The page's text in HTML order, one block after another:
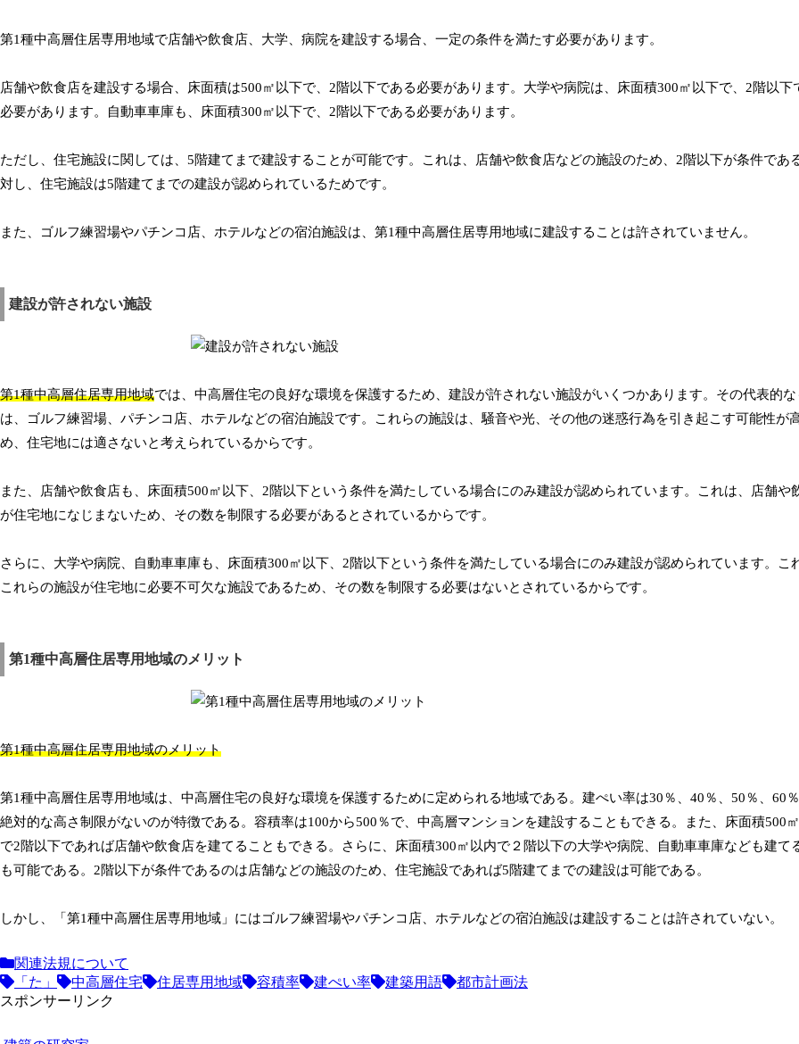
第1種中高層住居専用地域で店舗や飲食店、大学、病院を建設する場合、一定の条件を満たす必要があります。
店舗や飲食店を建設する場合、床面積は500㎡以下で、2階以下である必要があります。大学や病院は、床面積300㎡以下で、2階以下
必要があります。自動車車庫も、床面積300㎡以下で、2階以下である必要があります。
ただし、住宅施設に関しては、5階建てまで建設することが可能です。これは、店舗や飲食店などの施設のため、2階以下が条件であ
対し、住宅施設は5階建てまでの建設が認められているためです。
また、ゴルフ練習場やパチンコ店、ホテルなどの宿泊施設は、第1種中高層住居専用地域に建設することは許されていません。
建設が許されない施設
第1種中高層住居専用地域では、中高層住宅の良好な環境を保護するため、建設が許されない施設がいくつかあります。その代表的な
は、ゴルフ練習場、パチンコ店、ホテルなどの宿泊施設です。これらの施設は、騒音や光、その他の迷惑行為を引き起こす可能性が
め、住宅地には適さないと考えられているからです。
また、店舗や飲食店も、床面積500㎡以下、2階以下という条件を満たしている場合にのみ建設が認められています。これは、店舗や
が住宅地になじまないため、その数を制限する必要があるとされているからです。
さらに、大学や病院、自動車車庫も、床面積300㎡以下、2階以下という条件を満たしている場合にのみ建設が認められています。こ
これらの施設が住宅地に必要不可欠な施設であるため、その数を制限する必要はないとされているからです。
第1種中高層住居専用地域のメリット
第1種中高層住居専用地域のメリット
第1種中高層住居専用地域は、中高層住宅の良好な環境を保護するために定められる地域である。建ぺい率は30％、40％、50％、60％
絶対的な高さ制限がないのが特徴である。容積率は100から500％で、中高層マンションを建設することもできる。また、床面積500
で2階以下であれば店舗や飲食店を建てることもできる。さらに、床面積300㎡以内で２階以下の大学や病院、自動車車庫なども建て
も可能である。2階以下が条件であるのは店舗などの施設のため、住宅施設であれば5階建てまでの建設は可能である。
しかし、「第1種中高層住居専用地域」にはゴルフ練習場やパチンコ店、ホテルなどの宿泊施設は建設することは許されていない。
関連法規について
「た」
中高層住宅 住居専用地域 容積率 建ぺい率 建築用語
都市計画法
スポンサーリンク